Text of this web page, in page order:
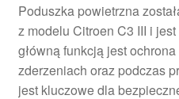
Poduszka powietrzna
z modelu Citroen C3 III i
główną funkcją jest
zderzeniach oraz podczas
jest kluczowe dla